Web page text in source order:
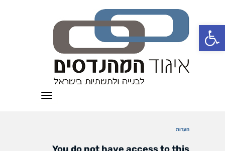
פתח סרגל נגישות
תפריט
הערות